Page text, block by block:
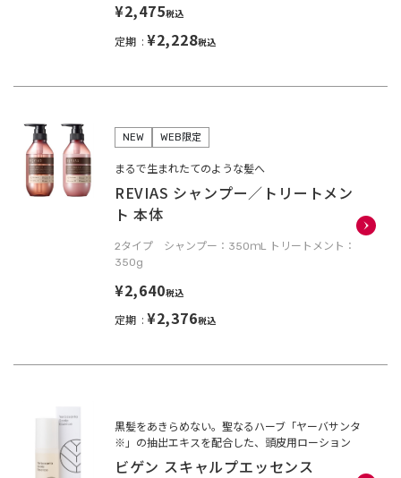
¥2,475税込
定期 ¥2,228税込
NEW WEB限定
まるで生まれたてのような髪へ
REVIAS シャンプー／トリートメン
ト 本体
2タイプ シャンプー：350ｍL トリートメント：
350g
¥2,640税込
定期 ¥2,376税込
黒髪をあきらめない。聖なるハーブ「ヤーバサンタ
※」の抽出エキスを配合した、頭皮用ローション
ビゲン スキャルプエッセンス